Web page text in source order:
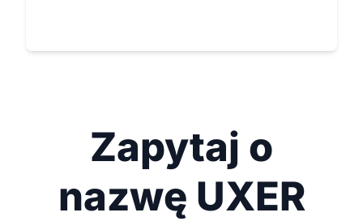
Zapytaj o
nazwę UXER